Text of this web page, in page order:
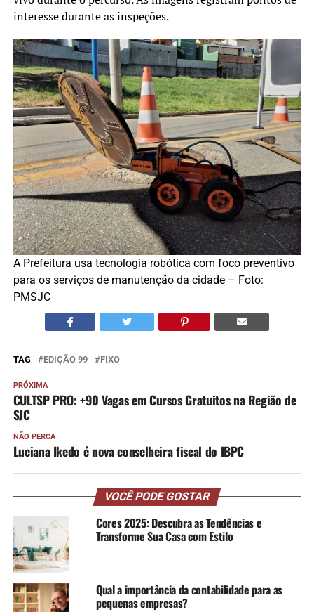
interesse durante as inspeções.
A Prefeitura usa tecnologia robótica com foco preventivo
para os serviços de manutenção da cidade – Foto:
PMSJC
TAG EDIÇÃO 99 FIXO
PRÓXIMA
CULTSP PRO: +90 Vagas em Cursos Gratuitos na Região de
SJC
NÃO PERCA
Luciana Ikedo é nova conselheira fiscal do IBPC
VOCÊ PODE GOSTAR
Cores 2025: Descubra as Tendências e
Transforme Sua Casa com Estilo
Qual a importância da contabilidade para as
pequenas empresas?